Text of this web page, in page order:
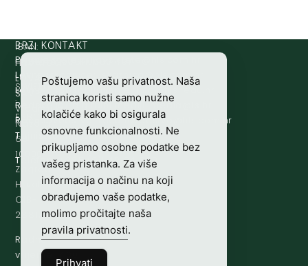
HRVATSKI
LOVAČKI
SAVEZ
Vladimira
Nazora
63
10000
Zagreb,
Hrvatska
OIB-
28817560444
Radno
vrijeme:
IBAN:
HR8124020061100501497
SWIFT/BIC
:
ESBCHR22
BRZI KONTAKT
Prijava štete:
Lovne iskaznice:
rh.moc.slh
@acinzaksi
Lovno osposobljavanje:
rh.ude-slh
@ofni
Redakcija/ digitalni mediji:@aidem
Računovodstvo:
rh.moc.slh
@ovtsdovonucar
Tajništvo:
rh.sl
@slh
Telefon: +385 (0)1 48 34 560
Poštujemo vašu privatnost. Naša
stranica koristi samo nužne
kolačiće kako bi osigurala
osnovne funkcionalnosti. Ne
prikupljamo osobne podatke bez
vašeg pristanka. Za više
informacija o načinu na koji
obrađujemo vaše podatke,
molimo pročitajte naša
pravila privatnosti.
Prihvati